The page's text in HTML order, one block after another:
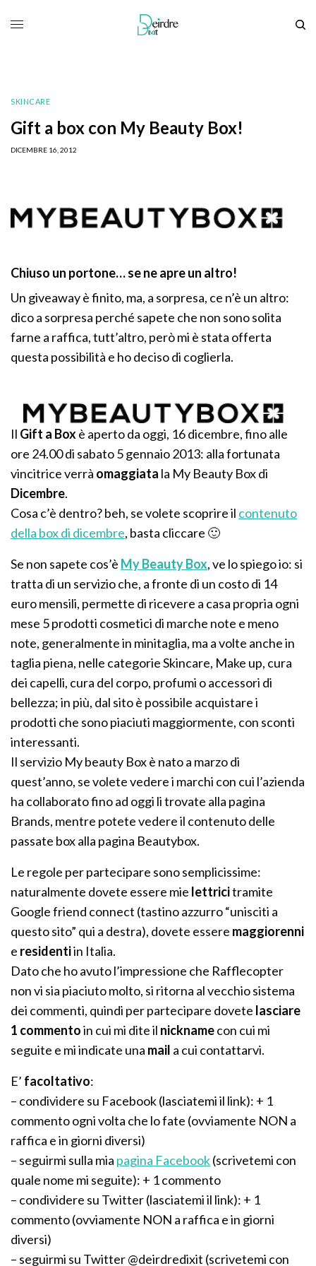
SKINCARE
Gift a box con My Beauty Box!
DICEMBRE 16, 2012
Chiuso un portone… se ne apre un altro!
Un giveaway è finito, ma, a sorpresa, ce n’è un altro:
dico a sorpresa perché sapete che non sono solita
farne a raffica, tutt’altro, però mi è stata offerta
questa possibilità e ho deciso di coglierla.
Il Gift a Boxè aperto da oggi, 16 dicembre, fino alle
ore 24.00 di sabato 5 gennaio 2013: alla fortunata
vincitrice verrà omaggiata la My Beauty Box di
Dicembre.
Cosa c’è dentro? beh, se volete scoprire il contenuto
della box di dicembre, basta cliccare 🙂
Se non sapete cos’è My Beauty Box, ve lo spiego io: si
tratta di un servizio che, a fronte di un costo di 14
euro mensili, permette di ricevere a casa propria ogni
mese 5 prodotti cosmetici di marche note e meno
note, generalmente in minitaglia, ma a volte anche in
taglia piena, nelle categorie Skincare, Make up, cura
dei capelli, cura del corpo, profumi o accessori di
bellezza; in più, dal sito è possibile acquistare i
prodotti che sono piaciuti maggiormente, con sconti
interessanti.
Il servizio My beauty Box è nato a marzo di
quest’anno, se volete vedere i marchi con cui l’azienda
ha collaborato fino ad oggi li trovate alla pagina
Brands, mentre potete vedere il contenuto delle
passate box alla pagina Beautybox.
Le regole per partecipare sono semplicissime:
naturalmente dovete essere mie lettricitramite
Google friend connect (tastino azzurro “unisciti a
questo sito” qui a destra), dovete essere maggiorenni
e residentiin Italia.
Dato che ho avuto l’impressione che Rafflecopter
non vi sia piaciuto molto, si ritorna al vecchio sistema
dei commenti, quindi per partecipare dovete lasciare
1 commentoin cui mi dite il nicknamecon cui mi
seguite e mi indicate una mail a cui contattarvi.
E’ facoltativo:
– condividere su Facebook (lasciatemi il link): + 1
commento ogni volta che lo fate (ovviamente NON a
raffica e in giorni diversi)
– seguirmi sulla mia pagina Facebook(scrivetemi con
quale nome mi seguite): + 1 commento
– condividere su Twitter (lasciatemi il link): + 1
commento (ovviamente NON a raffica e in giorni
diversi)
– seguirmi su Twitter @deirdredixit (scrivetemi con